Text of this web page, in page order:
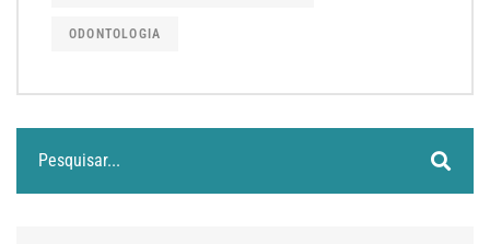
ODONTOLOGIA